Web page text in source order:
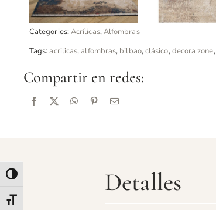
Alternar alto contraste
Alternar tamaño de letra
Categories:Acrílicas,Alfombras
Tags:acrilicas,alfombras, bilbao,clásico,decora zone,
Compartir en redes:
Detalles